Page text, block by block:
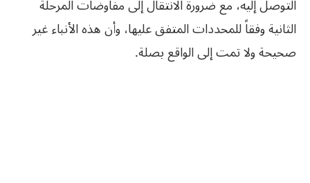
التوصل إليه، مع ضرورة الانتقال إلى مفاوضات المرحلة
الثانية وفقاً للمحددات المتفق عليها، وأن هذه الأنباء غير
صحيحة ولا تمت إلى الواقع بصلة.